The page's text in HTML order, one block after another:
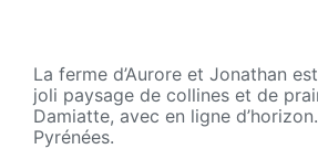
La ferme d’Aurore et Jonathan
joli paysage de collines et de
Damiatte, avec en ligne
Pyrénées.